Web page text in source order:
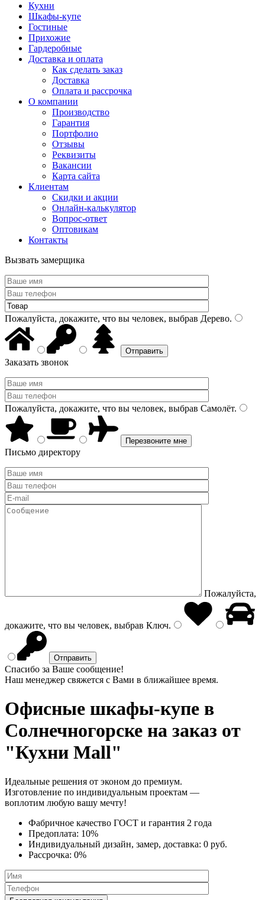
Кухни
Шкафы-купе
Гостиные
Прихожие
Гардеробные
Доставка и оплата
Как сделать заказ
Доставка
Оплата и рассрочка
О компании
Производство
Гарантия
Портфолио
Отзывы
Реквизиты
Вакансии
Карта сайта
Клиентам
Скидки и акции
Онлайн-калькулятор
Вопрос-ответ
Оптовикам
Контакты
Вызвать замерщика
Пожалуйста, докажите, что вы человек, выбрав Дерево.
Заказать звонок
Пожалуйста, докажите, что вы человек, выбрав Самолёт.
Письмо директору
Пожалуйста,
докажите, что вы человек, выбрав Ключ.
Спасибо за Ваше сообщение!
Наш менеджер свяжется с Вами в ближайшее время.
Офисные шкафы-купе в
Солнечногорске на заказ от
"Кухни Mall"
Идеальные решения от эконом до премиум.
Изготовление по индивидуальным проектам —
воплотим любую вашу мечту!
Фабричное качество ГОСТ и гарантия 2 года
Предоплата: 10%
Индивидуальный дизайн, замер, доставка: 0 руб.
Рассрочка: 0%